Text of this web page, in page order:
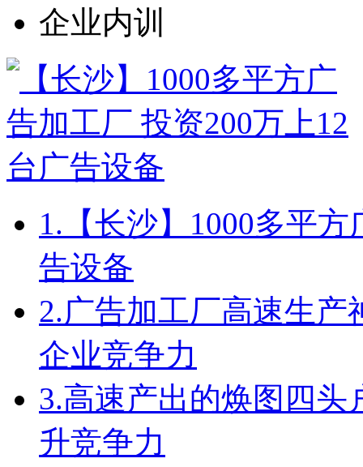
企业内训
1. 【长沙】1000多平
告设备
2.广告加工厂高速生产
企业竞争力
3.高速产出的焕图四头
升竞争力